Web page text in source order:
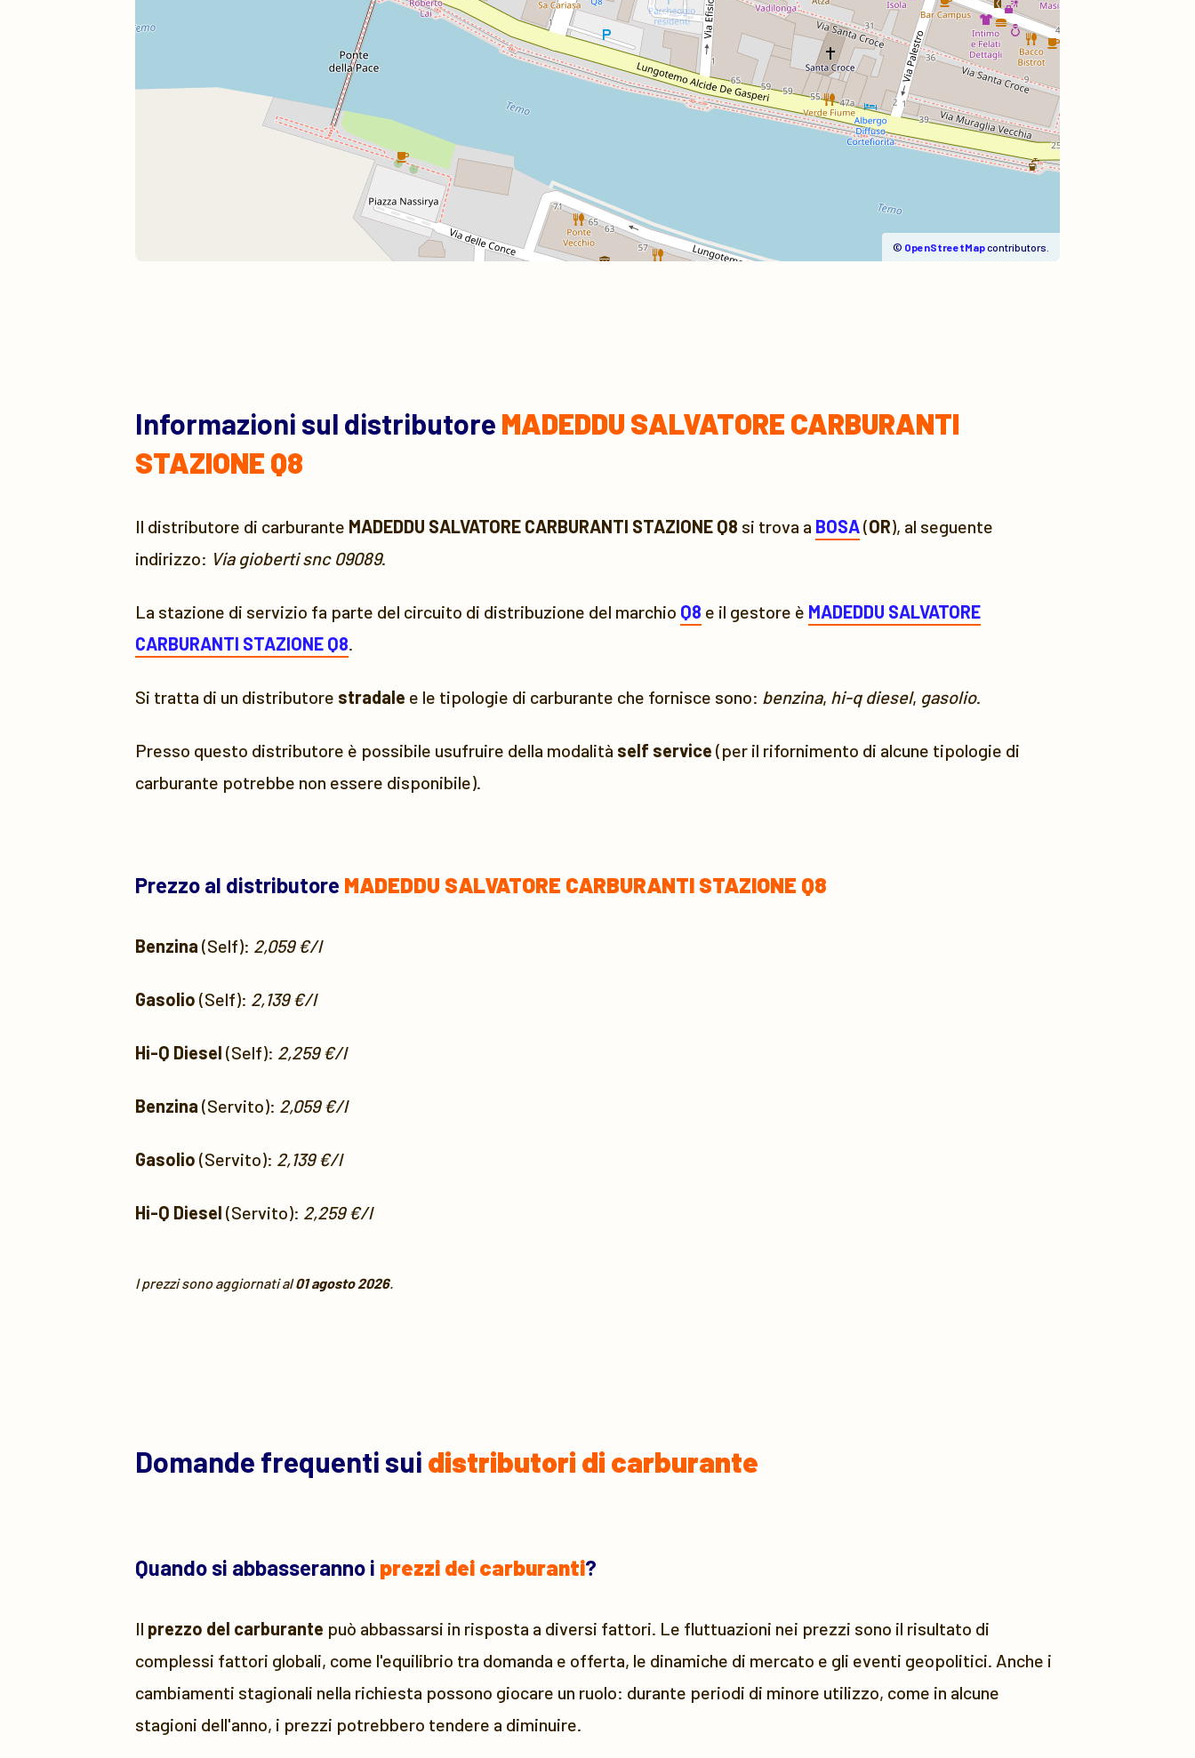
© OpenStreetMapcontributors.
Informazioni sul distributore MADEDDU SALVATORE CARBURANTI
STAZIONE Q8
Il distributore di carburante MADEDDU SALVATORE CARBURANTI STAZIONE Q8 si trova a BOSA(OR), al seguente
indirizzo: Via gioberti snc 09089.
La stazione di servizio fa parte del circuito di distribuzione del marchio Q8 e il gestore è MADEDDU SALVATORE
CARBURANTI STAZIONE Q8.
Si tratta di un distributore stradale e le tipologie di carburante che fornisce sono: benzina, hi-q diesel, gasolio.
Presso questo distributore è possibile usufruire della modalità self service (per il rifornimento di alcune tipologie di
carburante potrebbe non essere disponibile).
Prezzo al distributore MADEDDU SALVATORE CARBURANTI STAZIONE Q8
Benzina (Self): 2,059 €/l
Gasolio (Self): 2,139 €/l
Hi-Q Diesel (Self): 2,259 €/l
Benzina (Servito): 2,059 €/l
Gasolio (Servito): 2,139 €/l
Hi-Q Diesel (Servito): 2,259 €/l
I prezzi sono aggiornati al01 agosto 2026.
Domande frequenti sui distributori di carburante
Quando si abbasseranno i prezzi dei carburanti?
Il prezzo del carburante può abbassarsi in risposta a diversi fattori. Le fluttuazioni nei prezzi sono il risultato di
complessi fattori globali, come l'equilibrio tra domanda e offerta, le dinamiche di mercato e gli eventi geopolitici. Anche i
cambiamenti stagionali nella richiesta possono giocare un ruolo: durante periodi di minore utilizzo, come in alcune
stagioni dell'anno, i prezzi potrebbero tendere a diminuire.